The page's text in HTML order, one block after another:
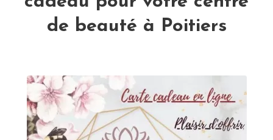
de beauté à Poitiers